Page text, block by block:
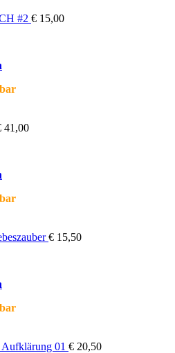
#2 € 15,00
41,00
€ 15,50
01 € 20,50